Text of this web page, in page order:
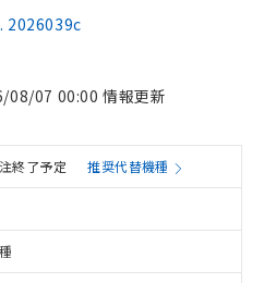
2026039c
08/07 00:00 情報更新
終了予定 推奨代替機種